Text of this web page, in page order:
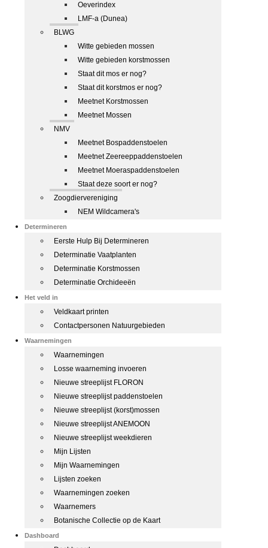
Oeverindex
LMF-a (Dunea)
BLWG
Witte gebieden mossen
Witte gebieden korstmossen
Staat dit mos er nog?
Staat dit korstmos er nog?
Meetnet Korstmossen
Meetnet Mossen
NMV
Meetnet Bospaddenstoelen
Meetnet Zeereeppaddenstoelen
Meetnet Moeraspaddenstoelen
Staat deze soort er nog?
Zoogdiervereniging
NEM Wildcamera's
Determineren
Eerste Hulp Bij Determineren
Determinatie Vaatplanten
Determinatie Korstmossen
Determinatie Orchideeën
Het veld in
Veldkaart printen
Contactpersonen Natuurgebieden
Waarnemingen
Waarnemingen
Losse waarneming invoeren
Nieuwe streeplijst FLORON
Nieuwe streeplijst paddenstoelen
Nieuwe streeplijst (korst)mossen
Nieuwe streeplijst ANEMOON
Nieuwe streeplijst weekdieren
Mijn Lijsten
Mijn Waarnemingen
Lijsten zoeken
Waarnemingen zoeken
Waarnemers
Botanische Collectie op de Kaart
Dashboard